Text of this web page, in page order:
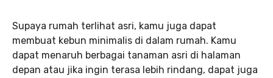
Supaya rumah terlihat asri, kamu juga dapat
membuat kebun minimalis di dalam rumah. Kamu
dapat menaruh berbagai tanaman asri di halaman
depan atau jika ingin terasa lebih rindang, dapat juga